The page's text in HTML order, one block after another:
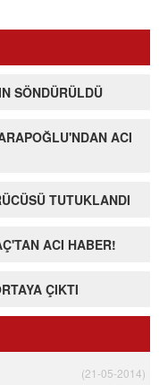
SÖNDÜRÜLDÜ
ACI
TUTUKLANDI
ACI HABER!
ÇIKTI
(21-05-2014)